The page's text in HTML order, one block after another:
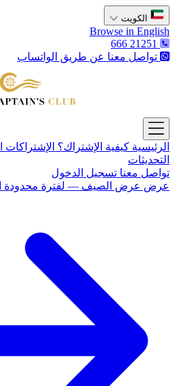
الكويت
Browse in English
666 21251
تواصل معنا عن طريق الواتساب
Open main menu
الرئيسية كيفية الإشتراك؟ الإشتراكات
التحديثات
تواصل معنا تسجيل الدخول
عرض عرض الصيف — لفترة محدودة